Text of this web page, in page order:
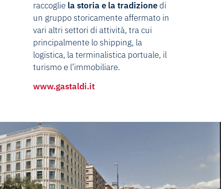
raccoglie la storia e la tradizione di
un gruppo storicamente affermato in
vari altri settori di attività, tra cui
principalmente lo shipping, la
logistica, la terminalistica portuale, il
turismo e l’immobiliare.
www.gastaldi.it